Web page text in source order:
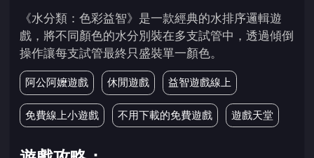
《水分類：色彩益智》是一款經典的水排序邏輯遊
戲，將不同顏色的水分別裝在多支試管中，透過傾倒
操作讓每支試管最終只盛裝單一顏色。
阿公阿嬤遊戲 休閒遊戲 益智遊戲線上
免費線上小遊戲 不用下載的免費遊戲 遊戲天堂